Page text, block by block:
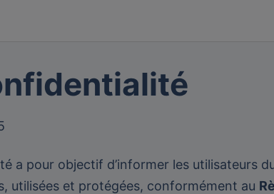
a pour objectif d’informer les utilisateurs
utilisées et protégées, conformément au